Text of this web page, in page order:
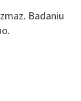
Badaniu